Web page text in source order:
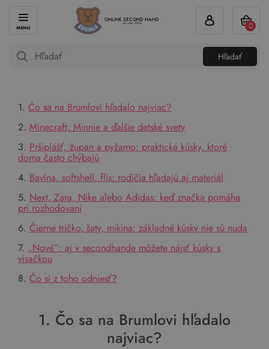
ONLINE SECOND HAND
od roku 2004
Hľadať
0
1. Čo sa na Brumlovi hľadalo najviac?
2. Minecraft, Minnie a ďalšie detské svety
3. Pršiplášť, župan a pyžamo: praktické kúsky, ktoré
doma často chýbajú
4. Bavlna, softshell, flis: rodičia hľadajú aj materiál
5. Next, Zara, Nike alebo Adidas: keď značka pomáha
pri rozhodovaní
6. Čierne tričko, šaty, mikina: základné kúsky nie sú nuda
7. „Nové“: aj v secondhande môžete nájsť kúsky s
visačkou
8. Čo si z toho odniesť?
1. Čo sa na Brumlovi hľadalo
najviac?